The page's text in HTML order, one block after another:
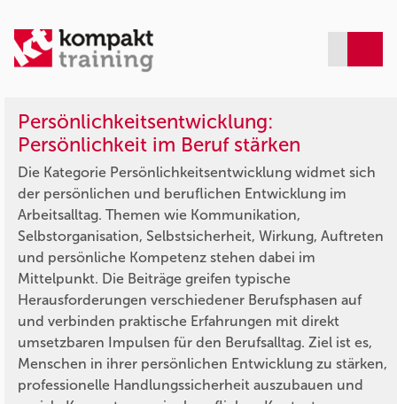
Persönlichkeitsentwicklung:
Persönlichkeit im Beruf stärken
Die Kategorie Persönlichkeitsentwicklung widmet sich
der persönlichen und beruflichen Entwicklung im
Arbeitsalltag. Themen wie Kommunikation,
Selbstorganisation, Selbstsicherheit, Wirkung, Auftreten
und persönliche Kompetenz stehen dabei im
Mittelpunkt. Die Beiträge greifen typische
Herausforderungen verschiedener Berufsphasen auf
und verbinden praktische Erfahrungen mit direkt
umsetzbaren Impulsen für den Berufsalltag. Ziel ist es,
Menschen in ihrer persönlichen Entwicklung zu stärken,
professionelle Handlungssicherheit auszubauen und